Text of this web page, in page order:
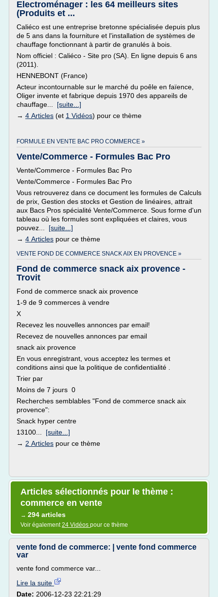
Electroménager : les 64 meilleurs sites
(Produits et ...
Caliéco est une entreprise bretonne spécialisée depuis plus
de 5 ans dans la fourniture et l'installation de systèmes de
chauffage fonctionnant à partir de granulés à bois.
Nom officiel : Caliéco - Site pro (SA). En ligne depuis 6 ans
(2011).
HENNEBONT (France)
Acteur incontournable sur le marché du poêle en faïence,
Oliger invente et fabrique depuis 1970 des appareils de
chauffage... [suite...]
→ 4 Articles (et 1 Vidéos) pour ce thème
FORMULE EN VENTE BAC PRO COMMERCE »
Vente/Commerce - Formules Bac Pro
Vente/Commerce - Formules Bac Pro
Vente/Commerce - Formules Bac Pro
Vous retrouverez dans ce document les formules de Calculs
de prix, Gestion des stocks et Gestion de linéaires, attrait
aux Bacs Pros spécialité Vente/Commerce. Sous forme d'un
tableau où les formules sont expliquées et claires, vous
pouvez... [suite...]
→ 4 Articles pour ce thème
VENTE FOND DE COMMERCE SNACK AIX EN PROVENCE »
Fond de commerce snack aix provence -
Trovit
Fond de commerce snack aix provence
1-9 de 9 commerces à vendre
X
Recevez les nouvelles annonces par email!
Recevez de nouvelles annonces par email
snack aix provence
En vous enregistrant, vous acceptez les termes et
conditions ainsi que la politique de confidentialité .
Trier par
Moins de 7 jours 0
Recherches semblables "Fond de commerce snack aix
provence":
Snack hyper centre
13100... [suite...]
→ 2 Articles pour ce thème
Articles sélectionnés pour le thème :
commerce en vente
→ 294 articles
Voir également24 Vidéos pour ce thème
vente fond de commerce: | vente fond commerce
var
vente fond commerce var...
Lire la suite
Date: 2006-12-23 22:21:29